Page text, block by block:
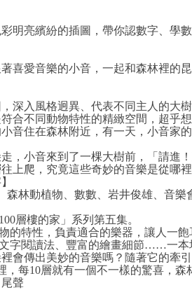
明亮繽紛的插圖，帶你認數字、學
喜愛音樂的小音，一起和森林裡的
深入風格迥異、代表不同主人的大樹
合不同動物特性的精緻空間，超乎
音住在森林附近，有一天，小音家
，小音來到了一棵大樹前，「請進！
上爬，究竟這些奇妙的音樂是從哪
森林動植物、數數、岩井俊雄、音樂
層樓的家」系列第五集。
的特性，負責適合的樂器，讓人一飽
字閱讀法、豐富的繪畫細節……一本
會傳出美妙的音樂嗎？隨著它的牽
，每10層就有一個不一樣的驚喜，
聲